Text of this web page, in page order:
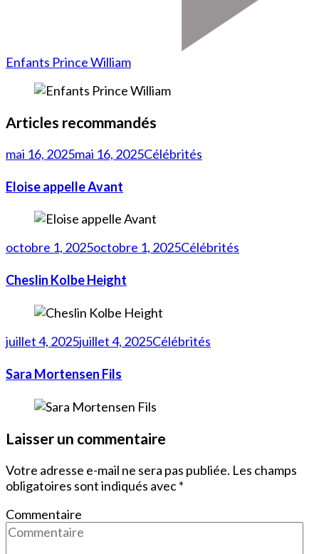
Enfants Prince William
Articles recommandés
mai 16, 2025mai 16, 2025Célébrités
Eloise appelle Avant
octobre 1, 2025octobre 1, 2025Célébrités
Cheslin Kolbe Height
juillet 4, 2025juillet 4, 2025Célébrités
Sara Mortensen Fils
Laisser un commentaire
Votre adresse e-mail ne sera pas publiée. Les champs
obligatoires sont indiqués avec*
Commentaire